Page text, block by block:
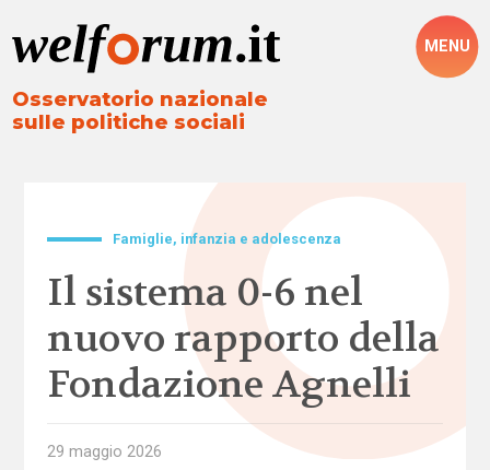
Osservatorio nazionale
sulle politiche sociali
MENU
Famiglie, infanzia e adolescenza
Il sistema 0-6 nel
nuovo rapporto della
Fondazione Agnelli
29 maggio 2026